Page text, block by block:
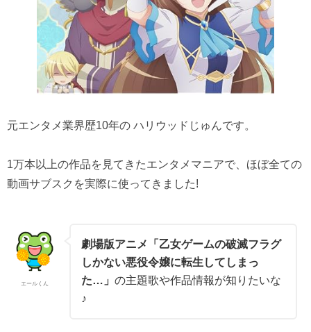
元エンタメ業界歴10年の ハリウッドじゅんです。
1万本以上の作品を見てきたエンタメマニアで、ほぼ全ての
動画サブスクを実際に使ってきました!
エールくん
劇場版アニメ「乙女ゲームの破滅フラグ
しかない悪役令嬢に転生してしまっ
た…」 の主題歌や作品情報が知りたいな
♪